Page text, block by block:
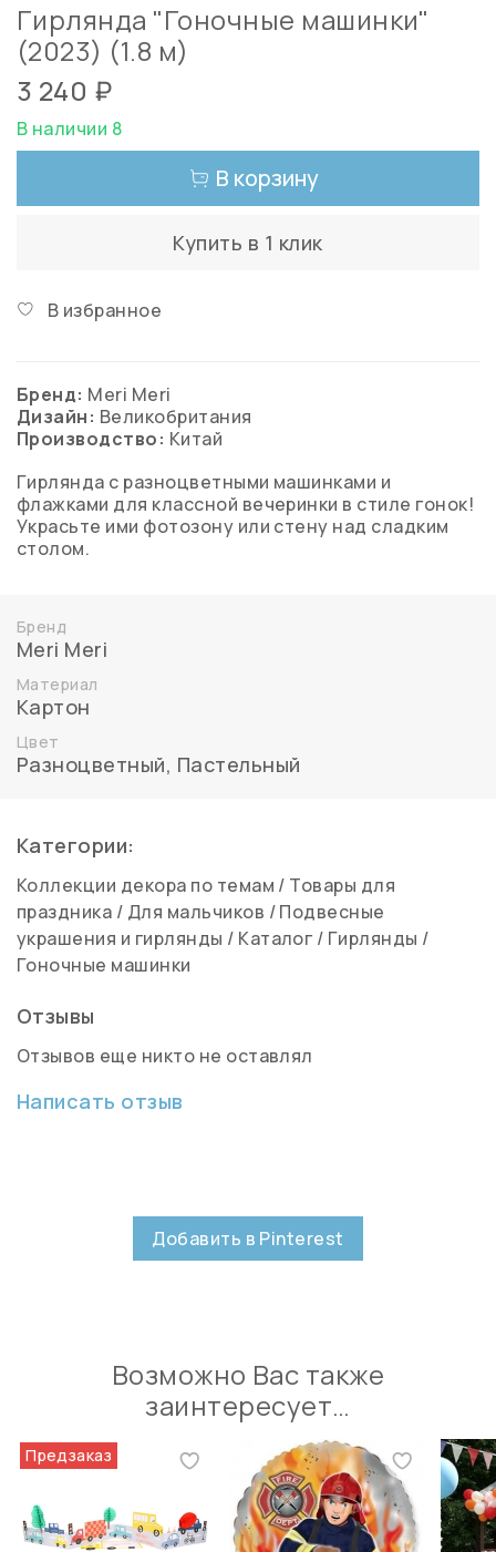
Гирлянда "Гоночные машинки"
(2023) (1.8 м)
3 240 ₽
В наличии 8
В корзину
Купить в 1 клик
В избранное
Бренд: Meri Meri
Дизайн: Великобритания
Производство: Китай
Гирлянда с разноцветными машинками и
флажками для классной вечеринки в стиле гонок!
Украсьте ими фотозону или стену над сладким
столом.
Бренд
Meri Meri
Материал
Картон
Цвет
Разноцветный, Пастельный
Категории:
Коллекции декора по темам / Товары для
праздника / Для мальчиков /Подвесные
украшения и гирлянды / Каталог / Гирлянды /
Гоночные машинки
Отзывы
Отзывов еще никто не оставлял
Написать отзыв
Добавить в Pinterest
Возможно Вас также
заинтересует…
Предзаказ